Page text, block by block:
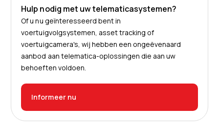
Hulp nodig met uw telematicasystemen?
Of u nu geïnteresseerd bent in
voertuigvolgsystemen, asset tracking of
voertuigcamera's, wij hebben een ongeëvenaard
aanbod aan telematica-oplossingen die aan uw
behoeften voldoen.
Informeer nu